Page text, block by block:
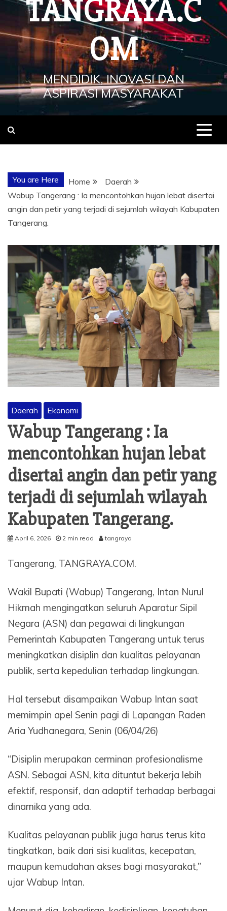
TANGRAYA.C
OM
MENDIDIK, INOVASI DAN
ASPIRASI MASYARAKAT
You are Here Home
Daerah
Wabup Tangerang : Ia mencontohkan hujan lebat disertai
angin dan petir yang terjadi di sejumlah wilayah Kabupaten
Tangerang.
Daerah Ekonomi
Wabup Tangerang : Ia
mencontohkan hujan lebat
disertai angin dan petir yang
terjadi di sejumlah wilayah
Kabupaten Tangerang.
April 6, 2026 2 min read tangraya
Tangerang, TANGRAYA.COM.
Wakil Bupati (Wabup) Tangerang, Intan Nurul
Hikmah mengingatkan seluruh Aparatur Sipil
Negara (ASN) dan pegawai di lingkungan
Pemerintah Kabupaten Tangerang untuk terus
meningkatkan disiplin dan kualitas pelayanan
publik, serta kepedulian terhadap lingkungan.
Hal tersebut disampaikan Wabup Intan saat
memimpin apel Senin pagi di Lapangan Raden
Aria Yudhanegara, Senin (06/04/26)
“Disiplin merupakan cerminan profesionalisme
ASN. Sebagai ASN, kita dituntut bekerja lebih
efektif, responsif, dan adaptif terhadap berbagai
dinamika yang ada.
Kualitas pelayanan publik juga harus terus kita
tingkatkan, baik dari sisi kualitas, kecepatan,
maupun kemudahan akses bagi masyarakat,”
ujar Wabup Intan.